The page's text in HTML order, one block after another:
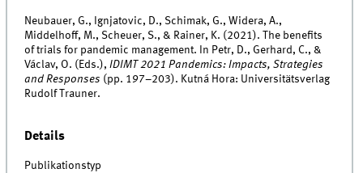
Neubauer, G., Ignjatovic, D., Schimak, G., Widera, A.,
Middelhoff, M., Scheuer, S., & Rainer, K. (2021). The benefits
of trials for pandemic management. In Petr, D., Gerhard, C., &
Václav, O. (Eds.),IDIMT 2021 Pandemics: Impacts, Strategies
and Responses (pp. 197–203). Kutná Hora: Universitätsverlag
Rudolf Trauner.
Details
Publikationstyp